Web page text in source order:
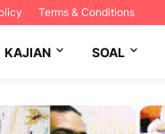
Terms & Conditions
KAJIAN SOAL